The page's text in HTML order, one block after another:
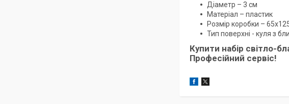
Діаметр – 3 см
Матеріал – пластик
Розмір коробки –
Тип поверхні - куля з
Купити набір світло-
Професійний сервіс!